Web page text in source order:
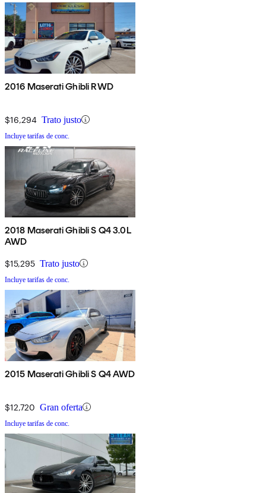
2016 Maserati Ghibli RWD
$16,294 Trato justo
Incluye tarifas de conc.
2018 Maserati Ghibli S Q4 3.0L
AWD
$15,295 Trato justo
Incluye tarifas de conc.
2015 Maserati Ghibli S Q4 AWD
$12,720 Gran oferta
Incluye tarifas de conc.